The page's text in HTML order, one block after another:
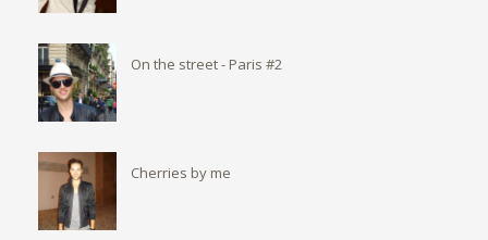
On the street - Paris #2
Cherries by me